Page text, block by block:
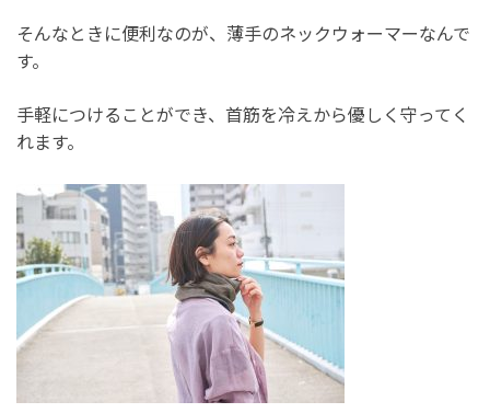
そんなときに便利なのが、薄手のネックウォーマーなんで
す。
手軽につけることができ、首筋を冷えから優しく守ってく
れます。